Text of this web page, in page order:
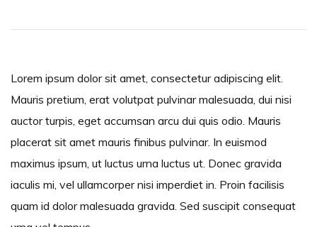
Lorem ipsum dolor sit amet, consectetur adipiscing elit.
Mauris pretium, erat volutpat pulvinar malesuada, dui nisi
auctor turpis, eget accumsan arcu dui quis odio. Mauris
placerat sit amet mauris finibus pulvinar. In euismod
maximus ipsum, ut luctus urna luctus ut. Donec gravida
iaculis mi, vel ullamcorper nisi imperdiet in. Proin facilisis
quam id dolor malesuada gravida. Sed suscipit consequat